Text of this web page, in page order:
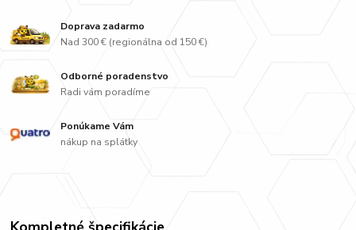
Doprava zadarmo
Nad 300 € (regionálna od 150 €)
Odborné poradenstvo
Radi vám poradíme
Ponúkame Vám
nákup na splátky